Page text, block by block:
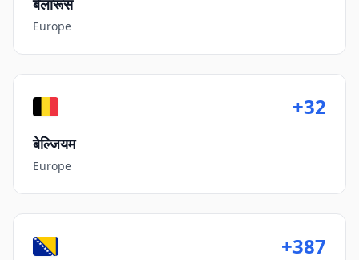
बेलारूस
Europe
+32
बेल्जियम
Europe
+387